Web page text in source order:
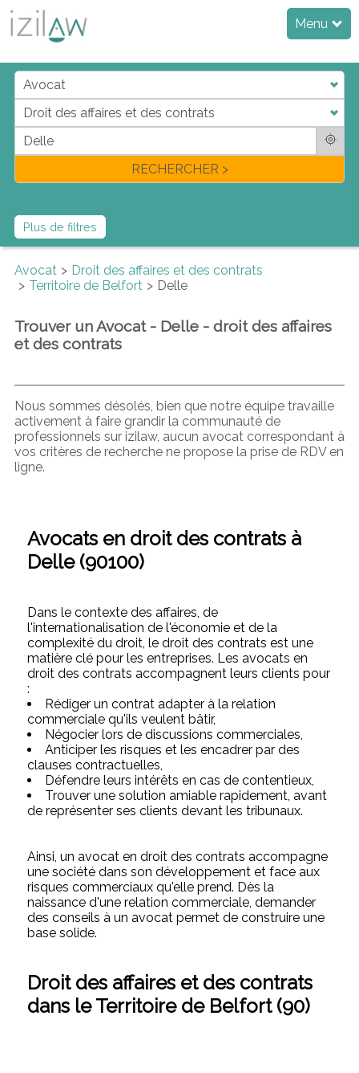
Menu
jdadi
fl
RECHERCHER >
Plus de filtres
Avocat
Droit des affaires et des contrats
Territoire de Belfort
Delle
Trouver un Avocat - Delle - droit des affaires
et des contrats
Nous sommes désolés, bien que notre équipe travaille
activement à faire grandir la communauté de
professionnels sur izilaw, aucun avocat correspondant à
vos critères de recherche ne propose la prise de RDV en
ligne.
Avocats en droit des contrats à
Delle (90100)
Dans le contexte des affaires, de
l'internationalisation de l'économie et de la
complexité du droit, le droit des contrats est une
matière clé pour les entreprises. Les avocats en
droit des contrats accompagnent leurs clients pour
:
Rédiger un contrat adapter à la relation
commerciale qu'ils veulent bâtir,
Négocier lors de discussions commerciales,
Anticiper les risques et les encadrer par des
clauses contractuelles,
Défendre leurs intérêts en cas de contentieux,
Trouver une solution amiable rapidement, avant
de représenter ses clients devant les tribunaux.
Ainsi, un avocat en droit des contrats accompagne
une société dans son développement et face aux
risques commerciaux qu'elle prend. Dès la
naissance d'une relation commerciale, demander
des conseils à un avocat permet de construire une
base solide.
Droit des affaires et des contrats
dans le Territoire de Belfort (90)